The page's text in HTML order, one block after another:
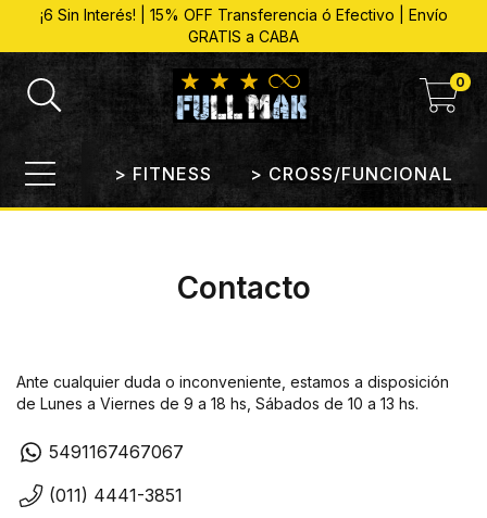
¡6 Sin Interés! | 15% OFF Transferencia ó Efectivo | Envío
GRATIS a CABA
0
> FITNESS > CROSS/FUNCIONAL
Contacto
Ante cualquier duda o inconveniente, estamos a disposición
de Lunes a Viernes de 9 a 18 hs, Sábados de 10 a 13 hs.
5491167467067
(011) 4441-3851